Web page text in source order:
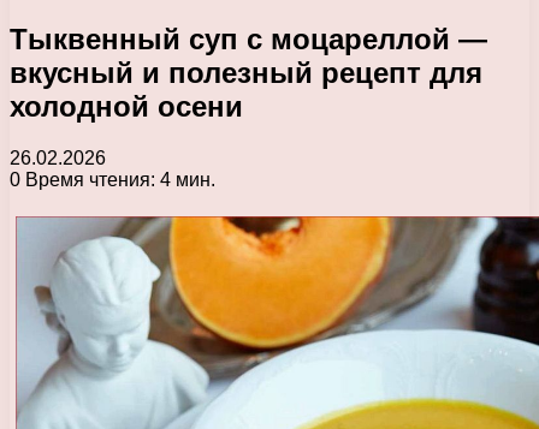
Тыквенный суп с моцареллой —
вкусный и полезный рецепт для
холодной осени
26.02.2026
0 Время чтения: 4 мин.